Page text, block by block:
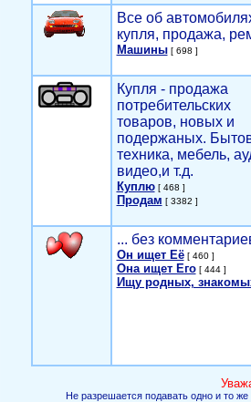
Все об
купля, продажа,
Машины[ 698 ]
Купля - продажа
потребительских
товаров, новых и
подержаных.
техника, мебель,
видео,и т.д.
Куплю[ 468 ]
Продам [ 3382 ]
... без
Он ищет Её[ 460 ]
Она ищет Его[ 444 ]
Ищу родных,
Не разрешается подавать одно и то